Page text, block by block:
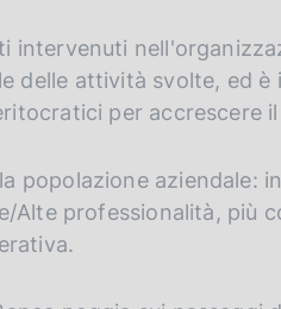
intervenuti
delle attività svolte, ed
per accrescere
popolazione aziendale:
Alte professionalità, più